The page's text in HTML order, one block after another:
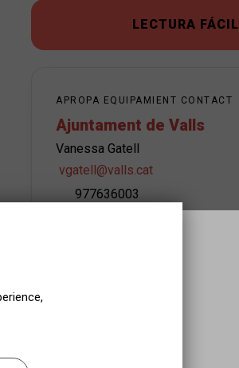
LECTURA FÁCIL
APROPA EQUIPAMIENT CONTACT
Ajuntament de Valls
Vanessa Gatell
vgatell@valls.cat
977636003